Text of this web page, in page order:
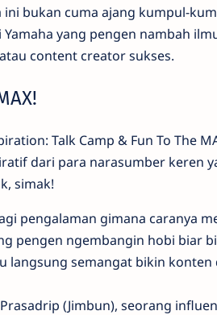
ini bukan cuma ajang kumpul-
yang pengen nambah
content creator sukses.
Talk Camp & Fun To The
dari para narasumber keren
simak!
pengalaman gimana caranya
pengen ngembangin hobi biar
langsung semangat bikin konten
(Jimbun), seorang